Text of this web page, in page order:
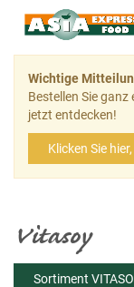
Wichtige
Bestellen Sie
jetzt entdecken!
Klicken Sie
Vitasoy
Sortiment